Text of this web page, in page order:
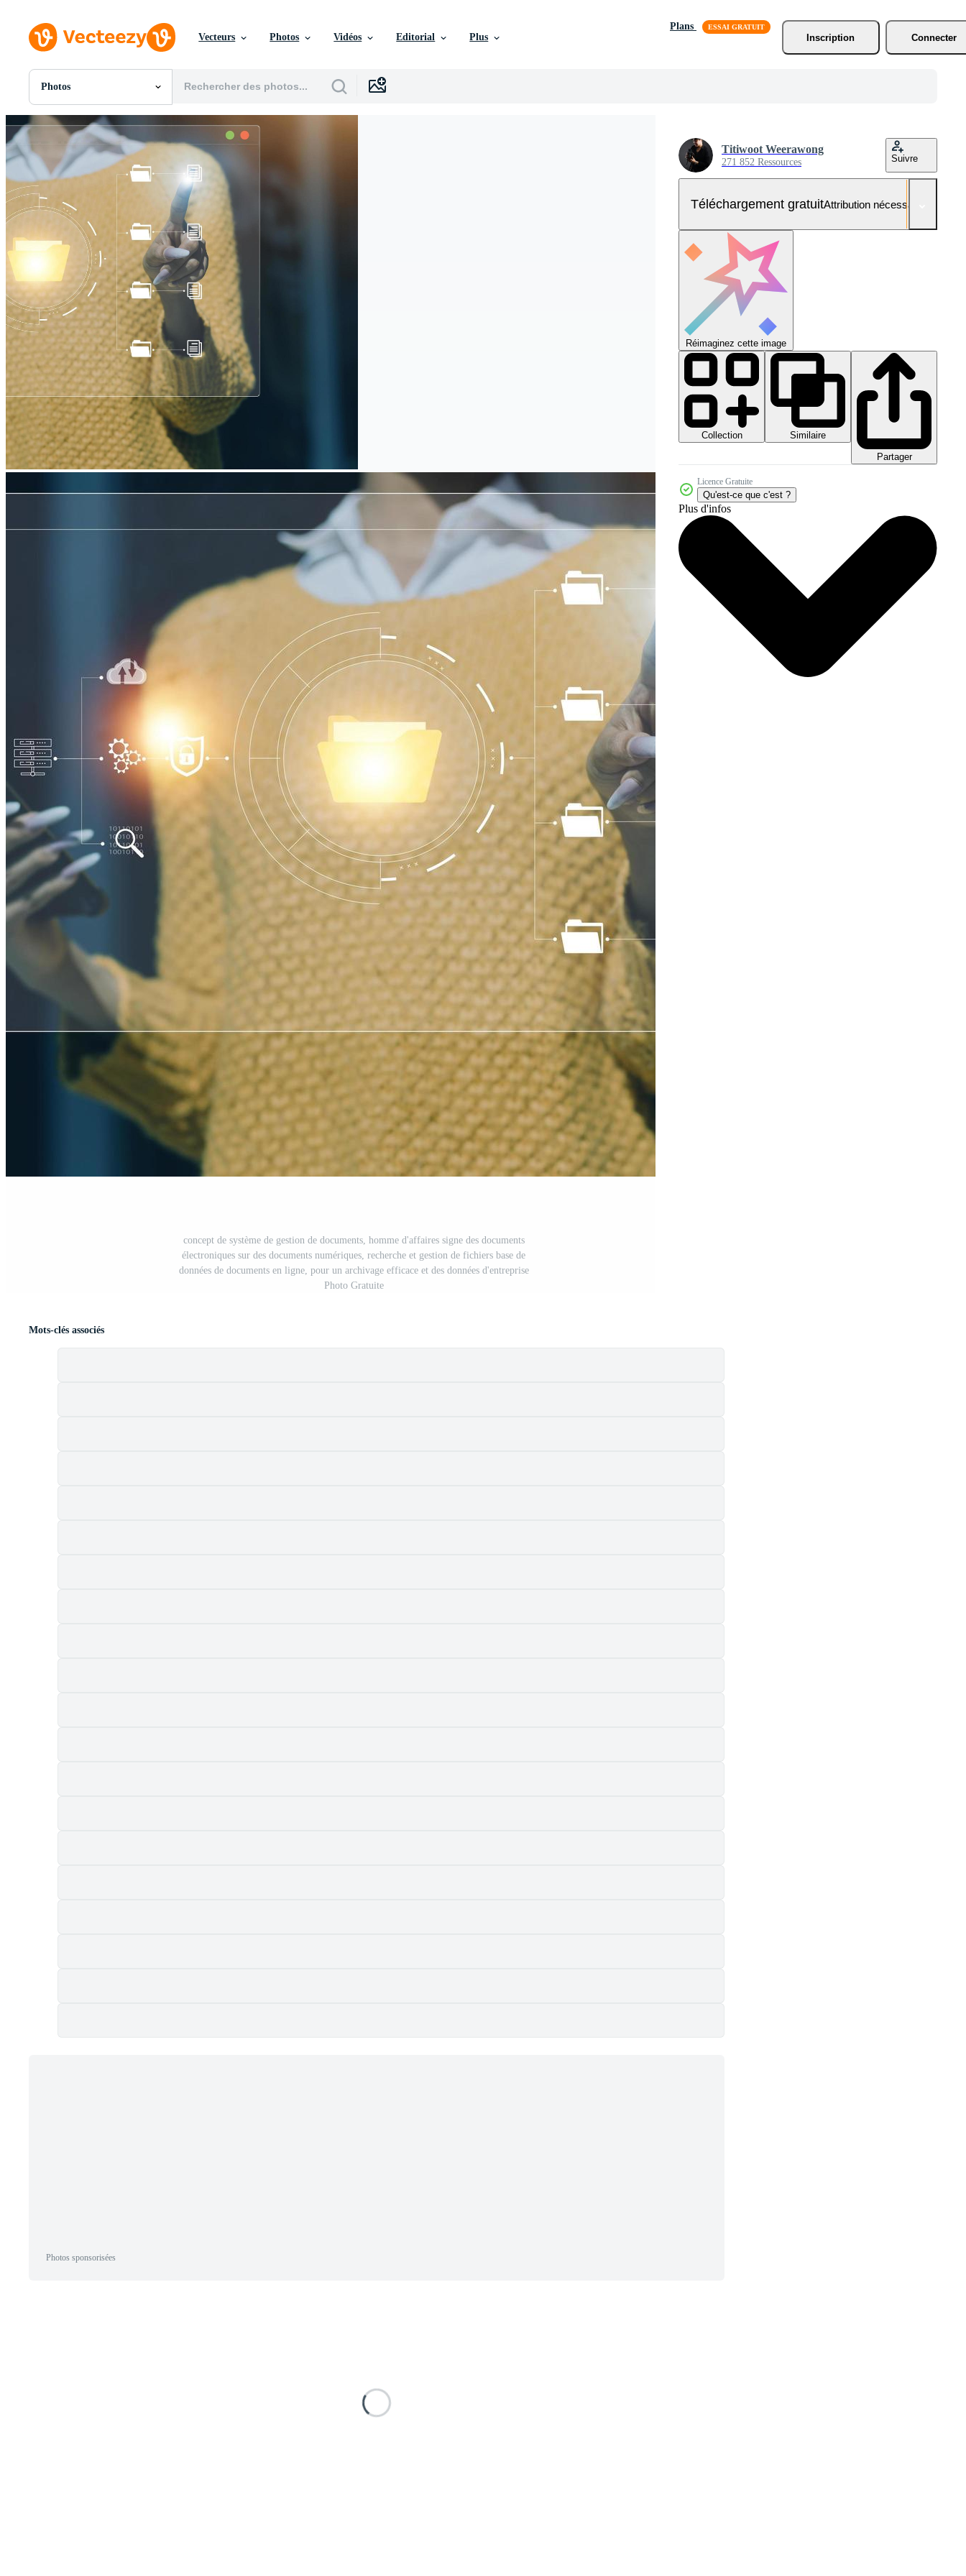
Vecteurs Photos Vidéos Editorial Plus
Plans
Inscription
Connecter
Photos
Toutes Images
Photos
PNGs
PSDs
SVGs
Modèles
Vidéos
Motion graphics
Images Éditoriales
Événements Éditoriaux
concept de système de gestion de documents, homme d'affaires signe des documents
électroniques sur des documents numériques, recherche et gestion de fichiers base de
données de documents en ligne, pour un archivage efficace et des données d'entreprise
Photo Gratuite
Titiwoot Weerawong
271 852 Ressources Suivre
Téléchargement gratuitAttribution nécessaire
Réimaginez cette image
Collection
Similaire
Partager
Licence Gratuite
Qu'est-ce que c'est ?
Plus d'infos
Mots-clés associés
Photos sponsorisées